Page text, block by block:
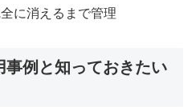
に消えるまで管理
事例と知っておきたい